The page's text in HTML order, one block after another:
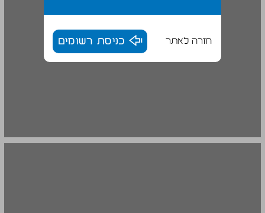
חזרה לאתר כניסת רשומים